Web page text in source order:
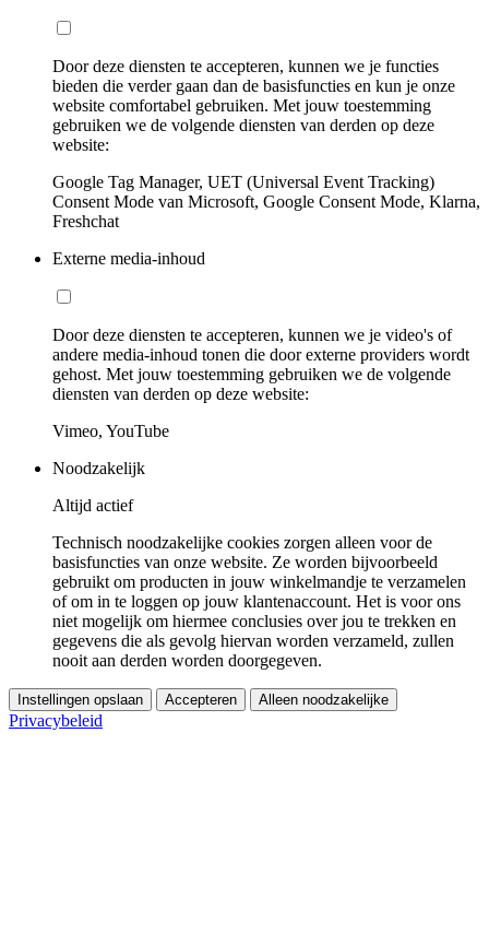
Door deze diensten te accepteren, kunnen we je functies
bieden die verder gaan dan de basisfuncties en kun je onze
website comfortabel gebruiken. Met jouw toestemming
gebruiken we de volgende diensten van derden op deze
website:
Google Tag Manager, UET (Universal Event Tracking)
Consent Mode van Microsoft, Google Consent Mode, Klarna,
Freshchat
Externe media-inhoud
Door deze diensten te accepteren, kunnen we je video's of
andere media-inhoud tonen die door externe providers wordt
gehost. Met jouw toestemming gebruiken we de volgende
diensten van derden op deze website:
Vimeo, YouTube
Noodzakelijk
Altijd actief
Technisch noodzakelijke cookies zorgen alleen voor de
basisfuncties van onze website. Ze worden bijvoorbeeld
gebruikt om producten in jouw winkelmandje te verzamelen
of om in te loggen op jouw klantenaccount. Het is voor ons
niet mogelijk om hiermee conclusies over jou te trekken en
gegevens die als gevolg hiervan worden verzameld, zullen
nooit aan derden worden doorgegeven.
Instellingen opslaan Accepteren Alleen noodzakelijke
Privacybeleid